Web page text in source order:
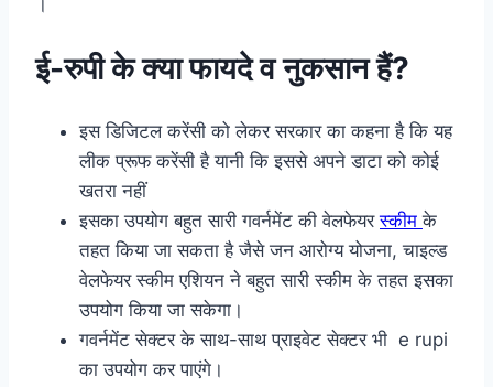
ई-रुपी के क्या फायदे व नुकसान हैं?
इस डिजिटल करेंसी को लेकर सरकार का कहना है कि यह
लीक प्रूफ करेंसी है यानी कि इससे अपने डाटा को कोई
खतरा नहीं
इसका उपयोग बहुत सारी गवर्नमेंट की वेलफेयरस्कीमके
तहत किया जा सकता है जैसे जन आरोग्य योजना, चाइल्ड
वेलफेयर स्कीम एशियन ने बहुत सारी स्कीम के तहत इसका
उपयोग किया जा सकेगा।
गवर्नमेंट सेक्टर के साथ-साथ प्राइवेट सेक्टर भी e rupi
का उपयोग कर पाएंगे।